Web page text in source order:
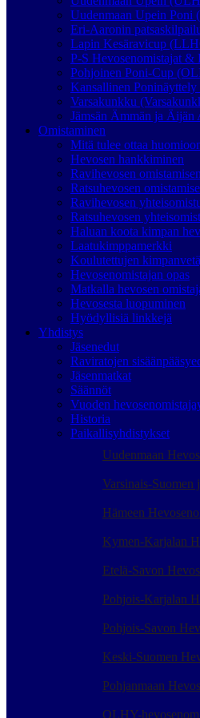
Uudenmaan Upein Poni
Eri-Aaronin
Lapin Kesäravicup
P-S Hevosenomistajat &
Pohjoinen Poni-Cup
Kansallinen
Varsakunkku
Jämsän Ämmän ja Äijän
Omistaminen
Mitä tulee ottaa
Hevosen hankkiminen
Ravihevosen
Ratsuhevosen
Ravihevosen
Ratsuhevosen
Haluan koota kimpan
Laatukimppamerkki
Koulutettujen
Hevosenomistajan opas
Matkalla hevosen
Hevosesta luopuminen
Hyödyllisiä linkkejä
Yhdistys
Jäsenedut
Raviratojen
Jäsenmatkat
Säännöt
Vuoden
Historia
Paikallisyhdistykset
Uudenmaan
Varsinais-
Hämeen
Kymen-Karjalan
Etelä-Savon
Pohjois-Karjalan
Pohjois-Savon
Keski-Suomen
Pohjanmaan
OLHY-